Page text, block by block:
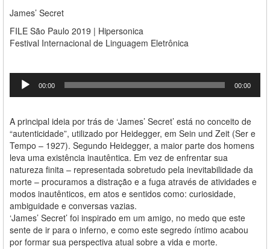
James’ Secret
FILE São Paulo 2019 | Hipersonica
Festival Internacional de Linguagem Eletrônica
Tocador
00:00 00:00
A principal ideia por trás de ‘James’ Secret’ está no conceito de
“autenticidade”, utilizado por Heidegger, em Sein und Zeit (Ser e
Tempo – 1927). Segundo Heidegger, a maior parte dos homens
leva uma existência inautêntica. Em vez de enfrentar sua
natureza finita – representada sobretudo pela inevitabilidade da
morte – procuramos a distração e a fuga através de atividades e
modos inautênticos, em atos e sentidos como: curiosidade,
ambiguidade e conversas vazias.
‘James’ Secret’ foi inspirado em um amigo, no medo que este
sente de ir para o inferno, e como este segredo íntimo acabou
por formar sua perspectiva atual sobre a vida e morte.